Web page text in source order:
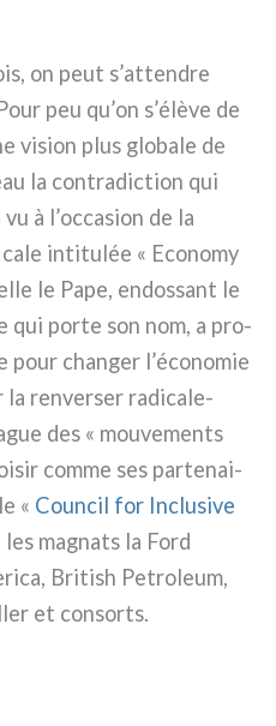
on peut s’attendre
peu qu’on s’élève de
vision plus glo­ba­le de
la con­tra­dic­tion qui
à l’occasion de la
inti­tu­lée « Economy
le Pape, endos­sant le
qui por­te son nom, a pro­
pour chan­ger l’économie
la ren­ver­ser radi­ca­le­
des « mou­ve­men­ts
com­me ses par­te­nai­
« Council for Inclusive
les magna­ts la Ford
British Petroleum,
et con­sorts.